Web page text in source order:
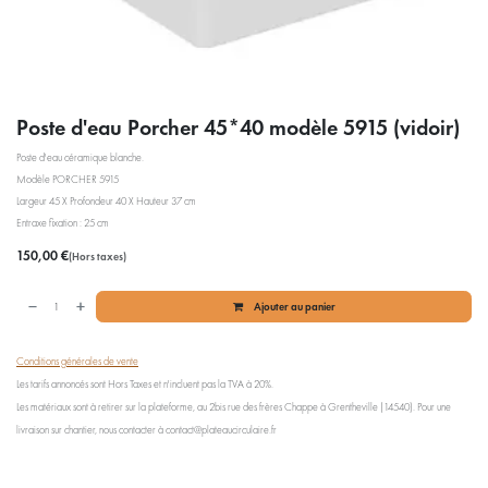
Poste d'eau Porcher 45*40 modèle 5915 (vidoir)
Poste d'eau céramique blanche.
Modèle PORCHER 5915
Largeur 45 X Profondeur 40 X Hauteur 37 cm
Entraxe fixation : 25 cm
150,00€(Hors taxes)
Ajouter au panier
Conditions générales de vente
Les tarifs annoncés sont Hors Taxes et n'incluent pas la TVA à 20%.
Les matériaux sont à retirer sur la plateforme, au 2bis rue des frères Chappe à Grentheville (14540). Pour une
livraison sur chantier, nous contacter à contact@plateaucirculaire.fr